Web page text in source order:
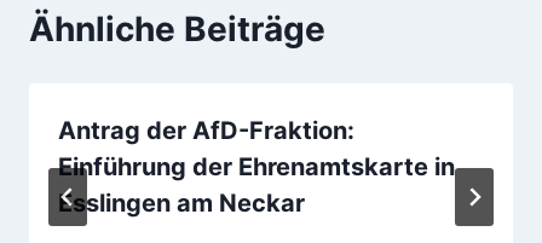
Ähnliche Beiträge
Antrag der AfD-Fraktion:
Einführung der Ehrenamtskarte in
Esslingen am Neckar